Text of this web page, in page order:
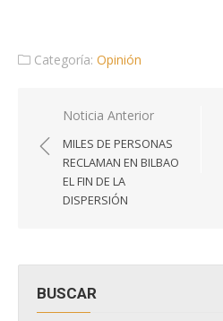
Categoría: Opinión
Navegación
de
entradas
Noticia Anterior
MILES DE PERSONAS
RECLAMAN EN BILBAO
EL FIN DE LA
DISPERSIÓN
BUSCAR